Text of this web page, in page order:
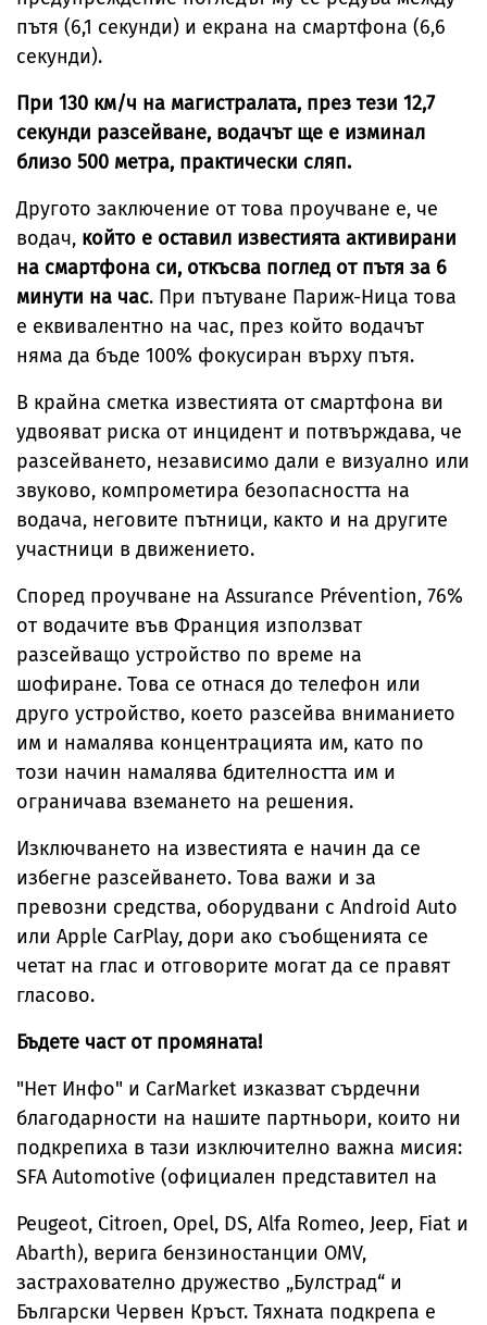
пътя (6,1 секунди) и екрана на смартфона (6,6
секунди).
При 130 км/ч на магистралата, през тези 12,7
секунди разсейване, водачът ще е изминал
близо 500 метра, практически сляп.
Другото заключение от това проучване е, че
водач, който е оставил известията активирани
на смартфона си, откъсва поглед от пътя за 6
минути на час. При пътуване Париж-Ница това
е еквивалентно на час, през който водачът
няма да бъде 100% фокусиран върху пътя.
В крайна сметка известията от смартфона ви
удвояват риска от инцидент и потвърждава, че
разсейването, независимо дали е визуално или
звуково, компрометира безопасността на
водача, неговите пътници, както и на другите
участници в движението.
Според проучване на Assurance Prévention, 76%
от водачите във Франция използват
разсейващо устройство по време на
шофиране. Това се отнася до телефон или
друго устройство, което разсейва вниманието
им и намалява концентрацията им, като по
този начин намалява бдителността им и
ограничава вземането на решения.
Изключването на известията е начин да се
избегне разсейването. Това важи и за
превозни средства, оборудвани с Android Auto
или Apple CarPlay, дори ако съобщенията се
четат на глас и отговорите могат да се правят
гласово.
Бъдете част от промяната!
"Нет Инфо" и CarMarket изказват сърдечни
благодарности на нашите партньори, които ни
подкрепиха в тази изключително важна мисия:
SFA Automotive (официален представител на
Peugeot, Citroen, Opel, DS, Alfa Romeo, Jeep, Fiat и
Abarth), верига бензиностанции OMV,
застрахователно дружество „Булстрад“ и
Български Червен Кръст. Тяхната подкрепа е